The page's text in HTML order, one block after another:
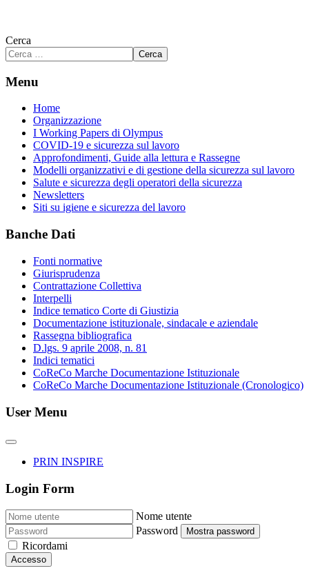
Cerca
Cerca
Menu
Home
Organizzazione
I Working Papers di Olympus
COVID-19 e sicurezza sul lavoro
Approfondimenti, Guide alla lettura e Rassegne
Modelli organizzativi e di gestione della sicurezza sul lavoro
Salute e sicurezza degli operatori della sicurezza
Newsletters
Siti su igiene e sicurezza del lavoro
Banche Dati
Fonti normative
Giurisprudenza
Contrattazione Collettiva
Interpelli
Indice tematico Corte di Giustizia
Documentazione istituzionale, sindacale e aziendale
Rassegna bibliografica
D.lgs. 9 aprile 2008, n. 81
Indici tematici
CoReCo Marche Documentazione Istituzionale
CoReCo Marche Documentazione Istituzionale (Cronologico)
User Menu
PRIN INSPIRE
Login Form
Nome utente
Password
Mostra password
Ricordami
Accesso